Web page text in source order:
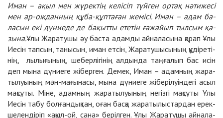
Иман – ақыл мен жү­рек­тің ке­лі­сіп түй­ген ор­тақ нә­ти­же­сі
мен ар-ож­дан­ның құ­ба-құп­та­ған же­мі­сі. Иман – адам ба­
ла­сын екі дү­ниеде де ба­қыт­ты ете­тін ға­жай­ып тыл­сым қа­
зы­на.Ұлы Жа­ра­ту­шы әу бас­та адам­ды ай­на­ла­сы­на қа­рап Ұлы
Ие­сін тап­сын, та­ны­сын, иман ет­сін, Жара­ту­шы­сы­ның құ­ді­ре­ті­
нің, лы­лы­ғы­ның, ше­бер­лі­гі­нің ал­дын­да таң­ға­лып бас исін
деп мы­на дү­ниеге жі­бер­ген. Де­мек, Иман – адам­ның жа­ра­
ты­луы­ның мән-ма­ғы­на­сы, мы­на дү­ниеге жі­бе­рі­луін­де­гі асыл
мақ­сұ­ты. Мі­не, адам­ның жа­ра­ты­луы­ның не­гіз­гі мақ­сұ­ты Ұлы
Ие­сін та­бу бол­ған­дық­тан, оған бас­қа жа­ра­ты­лыс­тар­дан ерек­
ше­лен­ді­ріп «ақыл-ой, са­на» бе­ріл­ген. Ұлы Жа­ра­ту­шы ай­на­ла­